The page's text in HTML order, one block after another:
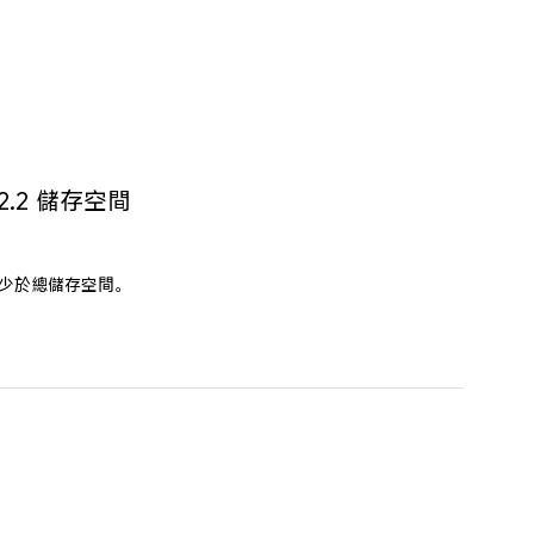
儲存空間
總儲存空間。